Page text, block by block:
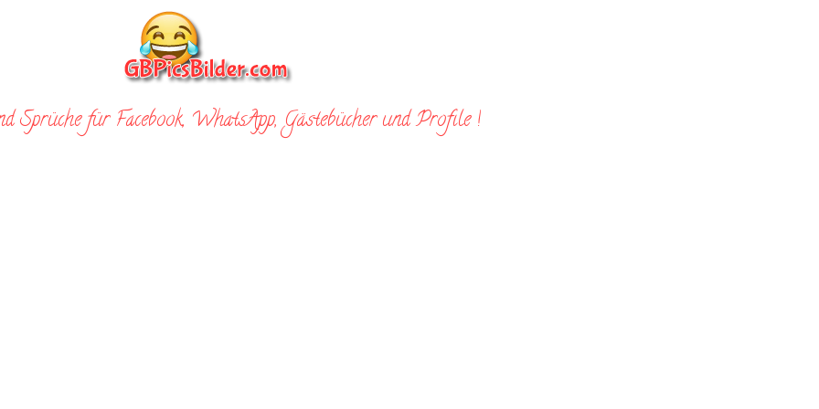
Sprüche für Facebook, WhatsApp, Gästebücher und Profile !